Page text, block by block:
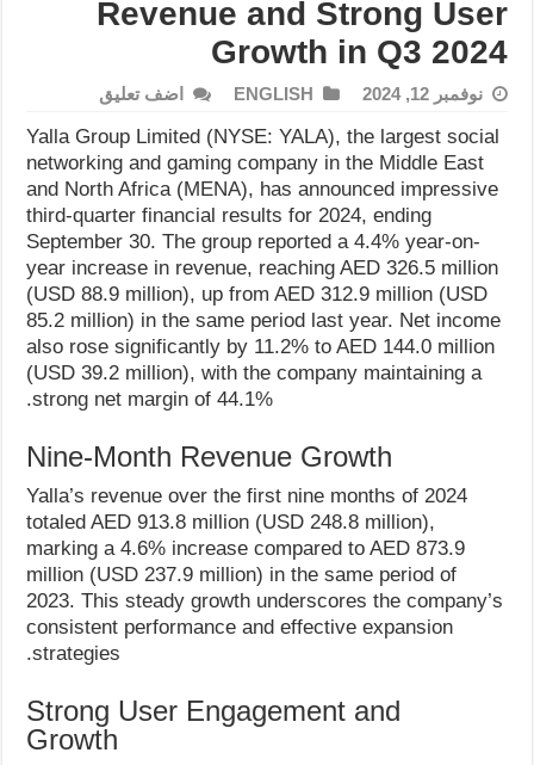
Revenue and Strong User
Growth in Q3 2024
نوفمبر 12, 2024 ENGLISH اضف تعليق
Yalla Group Limited (NYSE: YALA), the largest social
networking and gaming company in the Middle East
and North Africa (MENA), has announced impressive
third-quarter financial results for 2024, ending
September 30. The group reported a 4.4% year-on-
year increase in revenue, reaching AED 326.5 million
(USD 88.9 million), up from AED 312.9 million (USD
85.2 million) in the same period last year. Net income
also rose significantly by 11.2% to AED 144.0 million
(USD 39.2 million), with the company maintaining a
strong net margin of 44.1%.
Yalla’s revenue over the first nine months of 2024
totaled AED 913.8 million (USD 248.8 million),
marking a 4.6% increase compared to AED 873.9
million (USD 237.9 million) in the same period of
2023. This steady growth underscores the company’s
consistent performance and effective expansion
strategies.
Strong User Engagement and
Growth